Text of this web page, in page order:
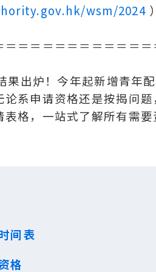
wsm/2024
＝＝＝＝＝＝＝＝＝＝
果出炉！今年起新增青年
系申请资格还是按揭问
格，一站式了解所有需要
间表
格